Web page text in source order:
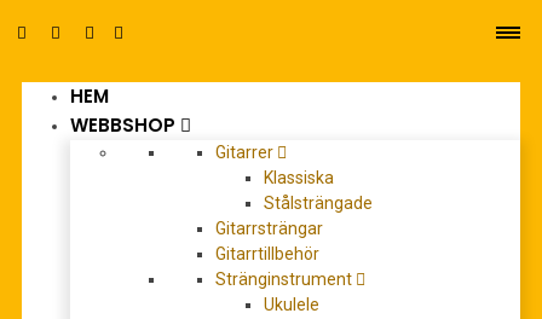
HEM
WEBBSHOP
Gitarrer
Klassiska
Stålsträngade
Gitarrsträngar
Gitarrtillbehör
Stränginstrument
Ukulele